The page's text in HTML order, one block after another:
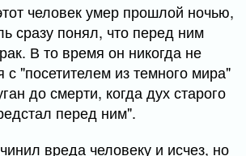
человек умер прошлой ночью,
сразу понял, что перед ним
В то время он никогда не
с "посетителем из темного мира"
до смерти, когда дух старого
перед ним".
вреда человеку и исчез, но